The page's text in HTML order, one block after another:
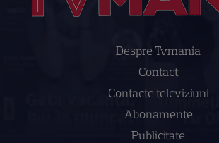
Despre Tvmania
Contact
Contacte televiziuni
Abonamente
Publicitate